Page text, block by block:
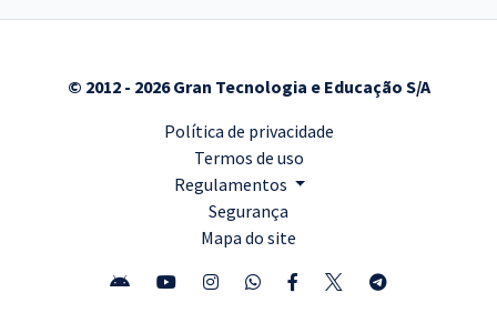
© 2012 - 2026 Gran Tecnologia e Educação S/A
Política de privacidade
Termos de uso
Regulamentos
Segurança
Mapa do site